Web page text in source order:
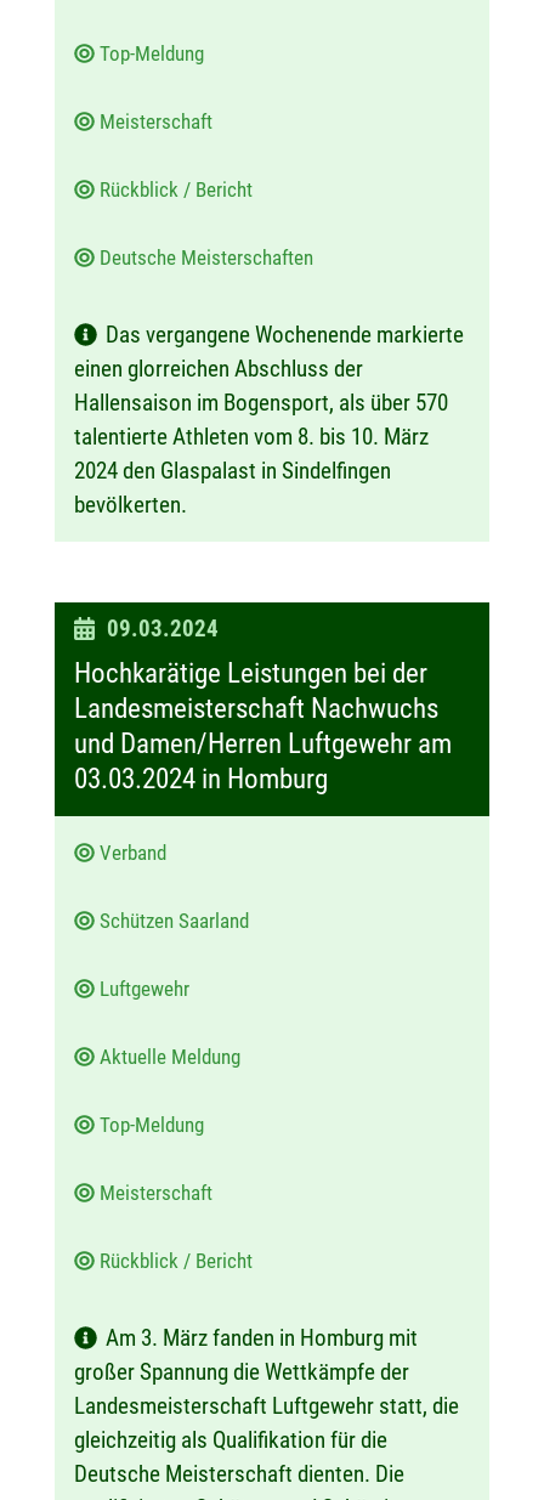
Top-Meldung
Meisterschaft
Rückblick / Bericht
Deutsche Meisterschaften
Das vergangene Wochenende markierte
einen glorreichen Abschluss der
Hallensaison im Bogensport, als über 570
talentierte Athleten vom 8. bis 10. März
2024 den Glaspalast in Sindelfingen
bevölkerten.
D
a
u
m
:
09.03.2024
Hochkarätige Leistungen bei der
Landesmeisterschaft Nachwuchs
und Damen/Herren Luftgewehr am
03.03.2024 in Homburg
Verband
Schützen Saarland
Luftgewehr
Aktuelle Meldung
Top-Meldung
Meisterschaft
Rückblick / Bericht
Am 3. März fanden in Homburg mit
großer Spannung die Wettkämpfe der
Landesmeisterschaft Luftgewehr statt, die
gleichzeitig als Qualifikation für die
Deutsche Meisterschaft dienten. Die